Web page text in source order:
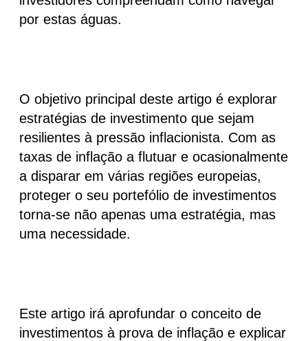
por estas águas.
O objetivo principal deste artigo é explorar
estratégias de investimento que sejam
resilientes à pressão inflacionista. Com as
taxas de inflação a flutuar e ocasionalmente
a disparar em várias regiões europeias,
proteger o seu portefólio de investimentos
torna-se não apenas uma estratégia, mas
uma necessidade.
Este artigo irá aprofundar o conceito de
investimentos à prova de inflação e explicar